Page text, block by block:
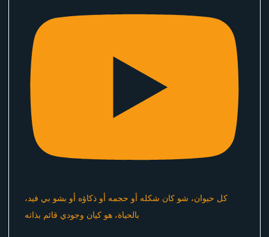
كل حيوان، شو كان شكله أو حجمه أو ذكاؤه أو بشو بي فيد،
بالحياة، هو كيان وجودي قائم بذاته